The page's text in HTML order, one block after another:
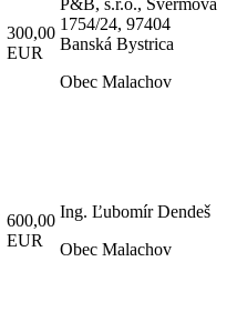
300,00
EUR
1754/24, 97404
Banská Bystrica
Obec Malachov
600,00
EUR
Ing. Ľubomír Dendeš
Obec Malachov